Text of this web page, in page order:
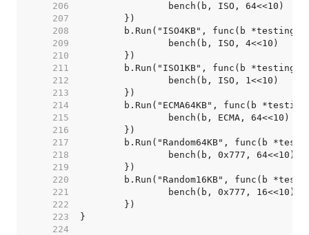
   206
   207
   208
   209
   210
   211
   212
   213
   214
   215
   216
   217
   218
   219
   220
   221
   222
   223
   224